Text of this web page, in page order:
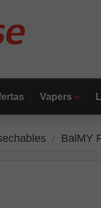
Vapers
BalMY